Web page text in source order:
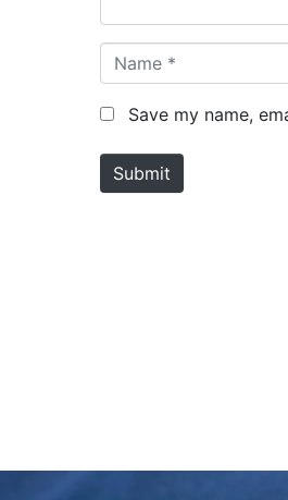
a
m
*
Save my name,
Submit